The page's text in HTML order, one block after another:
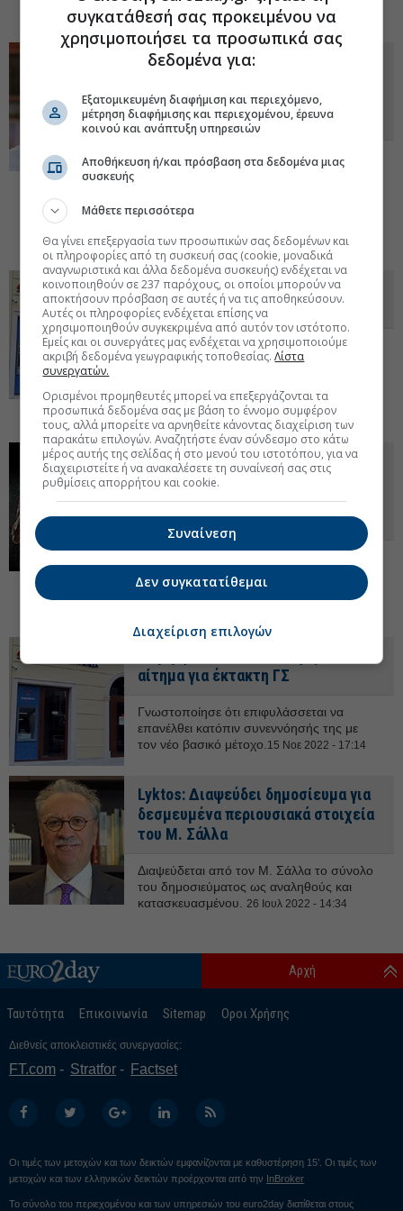
Μιχάλη Σάλλα.30 Μαϊ 2023 - 07:34
ΗΠΑ: Επιτόκιο 6% σε γραμμάτιο...
από Κ. Μητσοτάκη - Σάλλας:
Αλλαγή σκοπού στη Lyktos
Κάλεσμα του πρωθυπουργού στους
βουλευτές της Νέας Δημοκρατίας. Φωτιά
αναζήτηση μειοψηφικού επενδυτή για την Αριάδνη
Interconnection και το κέρδος της Lyktos από Παγκρήτια.
2023 - 07:31
Στην Thrivest οι μετοχές του Μιχ.
Σάλλα στην Παγκρήτια Τράπεζα
Η Lyktos Participations μεταβιβάζει στην
Thrivest Holding LTD, 17.762.020 μετοχές
(ποσοστό συμμετοχής 11,25%).12 Απρ
2023 - 18:45
ΑΠΕ: Παίζεται «λοταρία» με τις
συνδέσεις - Αλλαγή σκυτάλης στη
Lyktos - Ο Ελον Μασκ ξανά στον
θρόνο του
Αύξηση τζίρου παρά το λουκέτο στη
μονάδα της Πίτσος για τη γερμανική ΒSΗ. Η ανακοίνωση για
αίτημα για έκτακτη ΓΣ
Γνωστοποίησε ότι επιφυλάσσεται να
επανέλθει κατόπιν συνεννόησής της με
τον νέο βασικό μέτοχο. 15 Νοε 2022 - 17:14
Lyktos: Διαψεύδει δημοσίευμα για
δεσμευμένα περιουσιακά στοιχεία
του Μ. Σάλλα
Διαψεύδεται από τον Μ. Σάλλα το σύνολο
του δημοσιεύματος ως αναληθούς και
κατασκευασμένου. 26 Ιουλ 2022 - 14:34
Ταυτότητα Επικοινωνία Sitemap Οροι Χρήσης
Αρχή
Διεθνείς αποκλειστικές συνεργασίες:
FT.com Stratfor Factset
Οι τιμές των μετοχών και των δεικτών εμφανίζονται με καθυστέρηση 15’. Οι τιμές των
μετοχών και των ελληνικών δεικτών προέρχονται από την InBroker
Το σύνολο του περιεχομένου και των υπηρεσιών του euro2day διατίθεται στους
συγκατάθεσή σας προκειμένου να
χρησιμοποιήσει τα προσωπικά σας
δεδομένα για:
Εξατομικευμένη διαφήμιση και περιεχόμενο,
μέτρηση διαφήμισης και περιεχομένου, έρευνα
κοινού και ανάπτυξη υπηρεσιών
Αποθήκευση ή/και πρόσβαση στα δεδομένα μιας
συσκευής
Μάθετε περισσότερα
Θα γίνει επεξεργασία των προσωπικών σας δεδομένων και
οι πληροφορίες από τη συσκευή σας (cookie, μοναδικά
αναγνωριστικά και άλλα δεδομένα συσκευής) ενδέχεται να
κοινοποιηθούν σε 237 παρόχους, οι οποίοι μπορούν να
αποκτήσουν πρόσβαση σε αυτές ή να τις αποθηκεύσουν.
Αυτές οι πληροφορίες ενδέχεται επίσης να
χρησιμοποιηθούν συγκεκριμένα από αυτόν τον ιστότοπο.
Εμείς και οι συνεργάτες μας ενδέχεται να χρησιμοποιούμε
ακριβή δεδομένα γεωγραφικής τοποθεσίας.Λίστα
συνεργατών.
Ορισμένοι προμηθευτές μπορεί να επεξεργάζονται τα
προσωπικά δεδομένα σας με βάση το έννομο συμφέρον
τους, αλλά μπορείτε να αρνηθείτε κάνοντας διαχείριση των
παρακάτω επιλογών. Αναζητήστε έναν σύνδεσμο στο κάτω
μέρος αυτής της σελίδας ή στο μενού του ιστοτόπου, για να
διαχειριστείτε ή να ανακαλέσετε τη συναίνεσή σας στις
ρυθμίσεις απορρήτου και cookie.
Συναίνεση
Δεν συγκατατίθεμαι
Διαχείριση επιλογών